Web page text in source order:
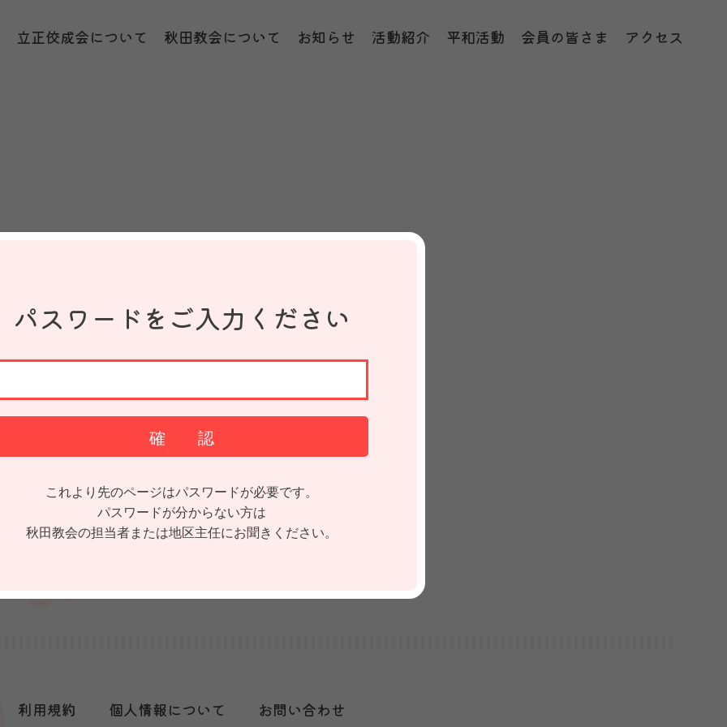
立正佼成会について 秋田教会について お知らせ 活動紹介 平和活動 会員の皆さま アクセス
パスワードをご入力ください
これより先のページはパスワードが必要です。
パスワードが分からない方は
秋田教会の担当者または地区主任にお聞きください。
利用規約 個人情報について お問い合わせ